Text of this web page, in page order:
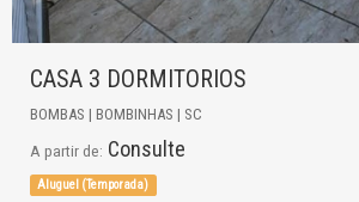
CASA 3 DORMITORIOS
BOMBAS | BOMBINHAS | SC
A partir de: Consulte
Aluguel (Temporada)